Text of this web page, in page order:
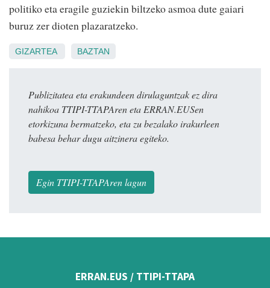
politiko eta eragile guziekin biltzeko asmoa dute gaiari
buruz zer dioten plazaratzeko.
GIZARTEA BAZTAN
Publizitatea eta erakundeen dirulaguntzak ez dira
nahikoa TTIPI-TTAPAren eta ERRAN.EUSen
etorkizuna bermatzeko, eta zu bezalako irakurleen
babesa behar dugu aitzinera egiteko.
Egin TTIPI-TTAPAren lagun
ERRAN.EUS / TTIPI-TTAPA